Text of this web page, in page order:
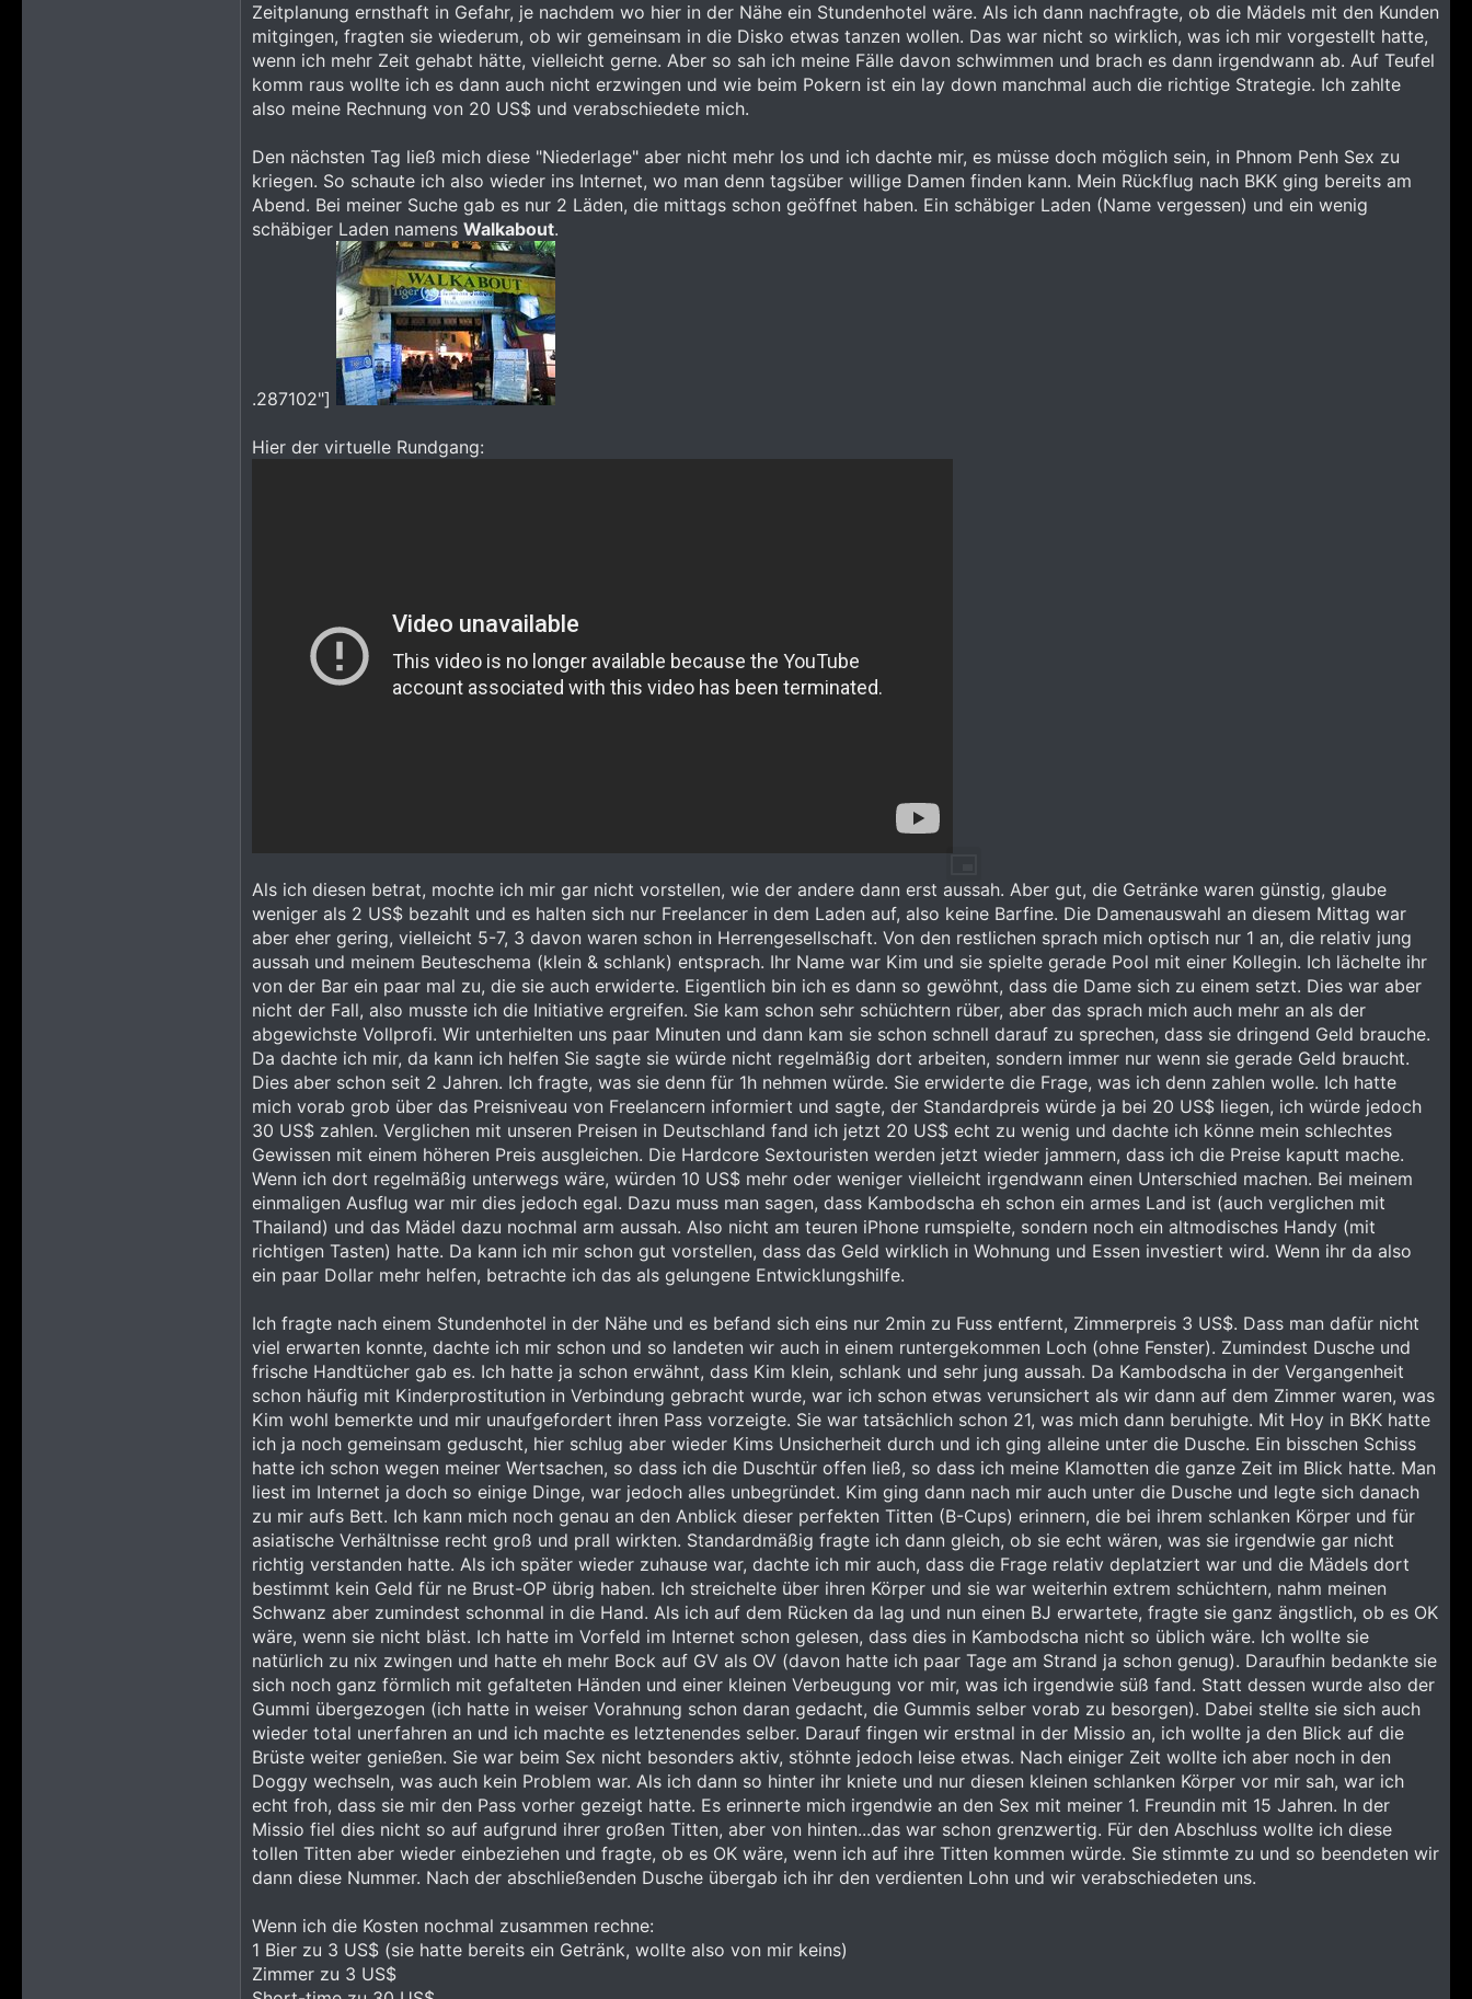
Zeitplanung ernsthaft in Gefahr, je nachdem wo hier in der Nähe ein Stundenhotel wäre. Als ich dann nachfragte, ob die Mädels mit den Kunden
mitgingen, fragten sie wiederum, ob wir gemeinsam in die Disko etwas tanzen wollen. Das war nicht so wirklich, was ich mir vorgestellt hatte,
wenn ich mehr Zeit gehabt hätte, vielleicht gerne. Aber so sah ich meine Fälle davon schwimmen und brach es dann irgendwann ab. Auf Teufel
komm raus wollte ich es dann auch nicht erzwingen und wie beim Pokern ist ein lay down manchmal auch die richtige Strategie. Ich zahlte
also meine Rechnung von 20 US$ und verabschiedete mich.
Den nächsten Tag ließ mich diese "Niederlage" aber nicht mehr los und ich dachte mir, es müsse doch möglich sein, in Phnom Penh Sex zu
kriegen. So schaute ich also wieder ins Internet, wo man denn tagsüber willige Damen finden kann. Mein Rückflug nach BKK ging bereits am
Abend. Bei meiner Suche gab es nur 2 Läden, die mittags schon geöffnet haben. Ein schäbiger Laden (Name vergessen) und ein wenig
schäbiger Laden namens Walkabout.
.287102"]
Hier der virtuelle Rundgang:
Als ich diesen betrat, mochte ich mir gar nicht vorstellen, wie der andere dann erst aussah. Aber gut, die Getränke waren günstig, glaube
weniger als 2 US$ bezahlt und es halten sich nur Freelancer in dem Laden auf, also keine Barfine. Die Damenauswahl an diesem Mittag war
aber eher gering, vielleicht 5-7, 3 davon waren schon in Herrengesellschaft. Von den restlichen sprach mich optisch nur 1 an, die relativ jung
aussah und meinem Beuteschema (klein & schlank) entsprach. Ihr Name war Kim und sie spielte gerade Pool mit einer Kollegin. Ich lächelte ihr
von der Bar ein paar mal zu, die sie auch erwiderte. Eigentlich bin ich es dann so gewöhnt, dass die Dame sich zu einem setzt. Dies war aber
nicht der Fall, also musste ich die Initiative ergreifen. Sie kam schon sehr schüchtern rüber, aber das sprach mich auch mehr an als der
abgewichste Vollprofi. Wir unterhielten uns paar Minuten und dann kam sie schon schnell darauf zu sprechen, dass sie dringend Geld brauche.
Da dachte ich mir, da kann ich helfen Sie sagte sie würde nicht regelmäßig dort arbeiten, sondern immer nur wenn sie gerade Geld braucht.
Dies aber schon seit 2 Jahren. Ich fragte, was sie denn für 1h nehmen würde. Sie erwiderte die Frage, was ich denn zahlen wolle. Ich hatte
mich vorab grob über das Preisniveau von Freelancern informiert und sagte, der Standardpreis würde ja bei 20 US$ liegen, ich würde jedoch
30 US$ zahlen. Verglichen mit unseren Preisen in Deutschland fand ich jetzt 20 US$ echt zu wenig und dachte ich könne mein schlechtes
Gewissen mit einem höheren Preis ausgleichen. Die Hardcore Sextouristen werden jetzt wieder jammern, dass ich die Preise kaputt mache.
Wenn ich dort regelmäßig unterwegs wäre, würden 10 US$ mehr oder weniger vielleicht irgendwann einen Unterschied machen. Bei meinem
einmaligen Ausflug war mir dies jedoch egal. Dazu muss man sagen, dass Kambodscha eh schon ein armes Land ist (auch verglichen mit
Thailand) und das Mädel dazu nochmal arm aussah. Also nicht am teuren iPhone rumspielte, sondern noch ein altmodisches Handy (mit
richtigen Tasten) hatte. Da kann ich mir schon gut vorstellen, dass das Geld wirklich in Wohnung und Essen investiert wird. Wenn ihr da also
ein paar Dollar mehr helfen, betrachte ich das als gelungene Entwicklungshilfe.
Ich fragte nach einem Stundenhotel in der Nähe und es befand sich eins nur 2min zu Fuss entfernt, Zimmerpreis 3 US$. Dass man dafür nicht
viel erwarten konnte, dachte ich mir schon und so landeten wir auch in einem runtergekommen Loch (ohne Fenster). Zumindest Dusche und
frische Handtücher gab es. Ich hatte ja schon erwähnt, dass Kim klein, schlank und sehr jung aussah. Da Kambodscha in der Vergangenheit
schon häufig mit Kinderprostitution in Verbindung gebracht wurde, war ich schon etwas verunsichert als wir dann auf dem Zimmer waren, was
Kim wohl bemerkte und mir unaufgefordert ihren Pass vorzeigte. Sie war tatsächlich schon 21, was mich dann beruhigte. Mit Hoy in BKK hatte
ich ja noch gemeinsam geduscht, hier schlug aber wieder Kims Unsicherheit durch und ich ging alleine unter die Dusche. Ein bisschen Schiss
hatte ich schon wegen meiner Wertsachen, so dass ich die Duschtür offen ließ, so dass ich meine Klamotten die ganze Zeit im Blick hatte. Man
liest im Internet ja doch so einige Dinge, war jedoch alles unbegründet. Kim ging dann nach mir auch unter die Dusche und legte sich danach
zu mir aufs Bett. Ich kann mich noch genau an den Anblick dieser perfekten Titten (B-Cups) erinnern, die bei ihrem schlanken Körper und für
asiatische Verhältnisse recht groß und prall wirkten. Standardmäßig fragte ich dann gleich, ob sie echt wären, was sie irgendwie gar nicht
richtig verstanden hatte. Als ich später wieder zuhause war, dachte ich mir auch, dass die Frage relativ deplatziert war und die Mädels dort
bestimmt kein Geld für ne Brust-OP übrig haben. Ich streichelte über ihren Körper und sie war weiterhin extrem schüchtern, nahm meinen
Schwanz aber zumindest schonmal in die Hand. Als ich auf dem Rücken da lag und nun einen BJ erwartete, fragte sie ganz ängstlich, ob es OK
wäre, wenn sie nicht bläst. Ich hatte im Vorfeld im Internet schon gelesen, dass dies in Kambodscha nicht so üblich wäre. Ich wollte sie
natürlich zu nix zwingen und hatte eh mehr Bock auf GV als OV (davon hatte ich paar Tage am Strand ja schon genug). Daraufhin bedankte sie
sich noch ganz förmlich mit gefalteten Händen und einer kleinen Verbeugung vor mir, was ich irgendwie süß fand. Statt dessen wurde also der
Gummi übergezogen (ich hatte in weiser Vorahnung schon daran gedacht, die Gummis selber vorab zu besorgen). Dabei stellte sie sich auch
wieder total unerfahren an und ich machte es letztenendes selber. Darauf fingen wir erstmal in der Missio an, ich wollte ja den Blick auf die
Brüste weiter genießen. Sie war beim Sex nicht besonders aktiv, stöhnte jedoch leise etwas. Nach einiger Zeit wollte ich aber noch in den
Doggy wechseln, was auch kein Problem war. Als ich dann so hinter ihr kniete und nur diesen kleinen schlanken Körper vor mir sah, war ich
echt froh, dass sie mir den Pass vorher gezeigt hatte. Es erinnerte mich irgendwie an den Sex mit meiner 1. Freundin mit 15 Jahren. In der
Missio fiel dies nicht so auf aufgrund ihrer großen Titten, aber von hinten...das war schon grenzwertig. Für den Abschluss wollte ich diese
tollen Titten aber wieder einbeziehen und fragte, ob es OK wäre, wenn ich auf ihre Titten kommen würde. Sie stimmte zu und so beendeten wir
dann diese Nummer. Nach der abschließenden Dusche übergab ich ihr den verdienten Lohn und wir verabschiedeten uns.
Wenn ich die Kosten nochmal zusammen rechne:
1 Bier zu 3 US$ (sie hatte bereits ein Getränk, wollte also von mir keins)
Zimmer zu 3 US$